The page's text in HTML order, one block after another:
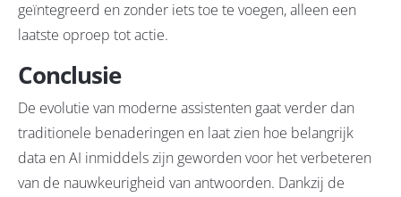
geïntegreerd en zonder iets toe te voegen, alleen een
laatste oproep tot actie.
Conclusie
De evolutie van moderne assistenten gaat verder dan
traditionele benaderingen en laat zien hoe belangrijk
data en AI inmiddels zijn geworden voor het verbeteren
van de nauwkeurigheid van antwoorden. Dankzij de